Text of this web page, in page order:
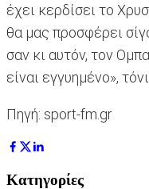
έχει κερδίσει το
θα μας προσφέρει
σαν κι αυτόν, τον
είναι εγγυημένο»,
Πηγή: sport-fm.gr
Κατηγορίες